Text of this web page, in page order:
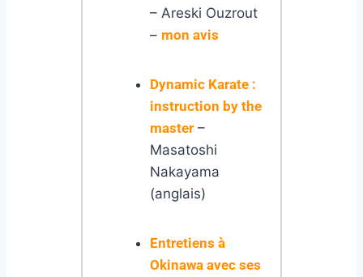
– Areski Ouzrout
– mon avis
Dynamic Karate :
instruction by the
master–
Masatoshi
Nakayama
(anglais)
Entretiens à
Okinawa avec ses